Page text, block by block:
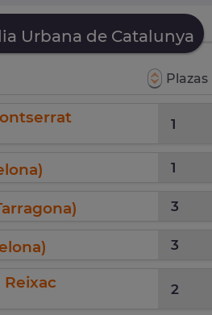
Urbana de Catalunya
Plazas
1
1
3
3
2